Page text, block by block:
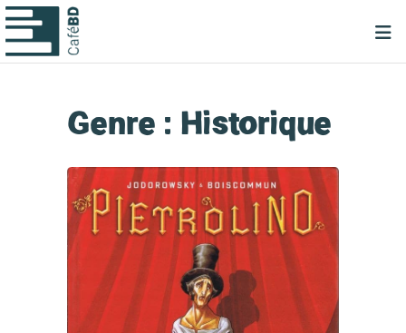
Genre : Historique